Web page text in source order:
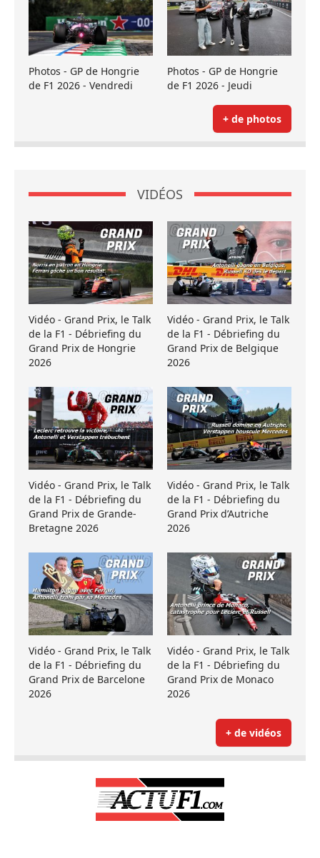
Photos - GP de Hongrie
de F1 2026 - Vendredi
Photos - GP de Hongrie
de F1 2026 - Jeudi
+ de photos
VIDÉOS
Vidéo - Grand Prix, le Talk
de la F1 - Débriefing du
Grand Prix de Hongrie
2026
Vidéo - Grand Prix, le Talk
de la F1 - Débriefing du
Grand Prix de Belgique
2026
Vidéo - Grand Prix, le Talk
de la F1 - Débriefing du
Grand Prix de Grande-
Bretagne 2026
Vidéo - Grand Prix, le Talk
de la F1 - Débriefing du
Grand Prix d’Autriche
2026
Vidéo - Grand Prix, le Talk
de la F1 - Débriefing du
Grand Prix de Barcelone
2026
Vidéo - Grand Prix, le Talk
de la F1 - Débriefing du
Grand Prix de Monaco
2026
+ de vidéos